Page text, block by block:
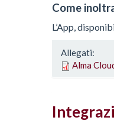
Come
L’App,
Allegati:
Alma